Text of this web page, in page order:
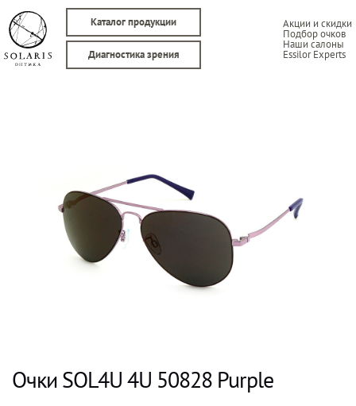
Каталог продукции Акции и скидки
Подбор очков
Наши салоны
Essilor Experts
Диагностика зрения
Очки SOL4U 4U 50828 Purple